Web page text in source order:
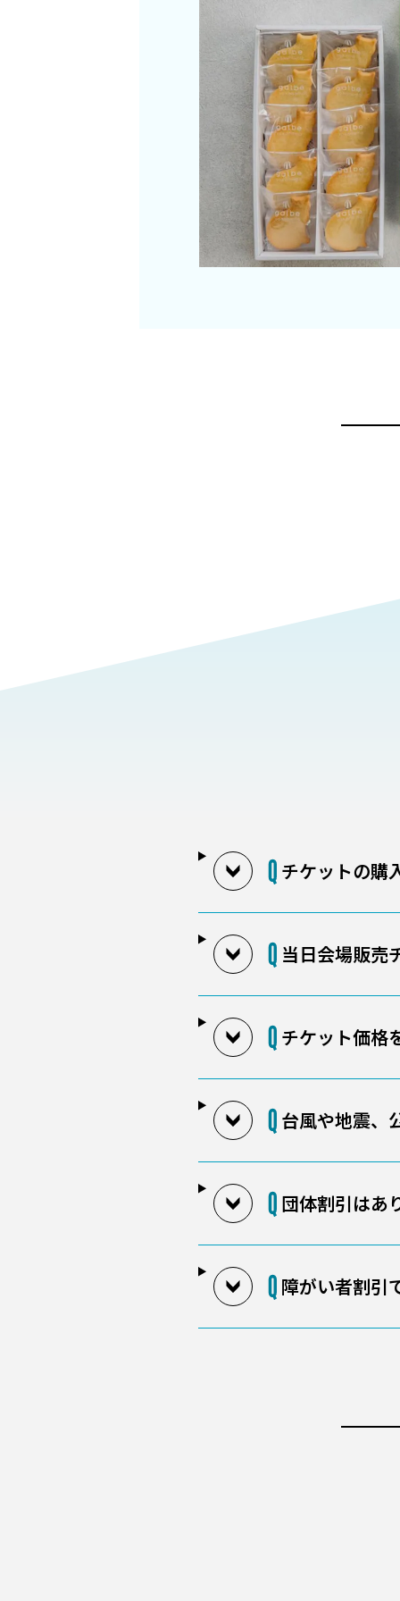
チケットの購
当日会場販売
チケット価格
台風や地震、
団体割引はあ
障がい者割引